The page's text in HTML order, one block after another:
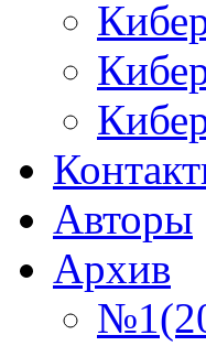
Авторы
Архив